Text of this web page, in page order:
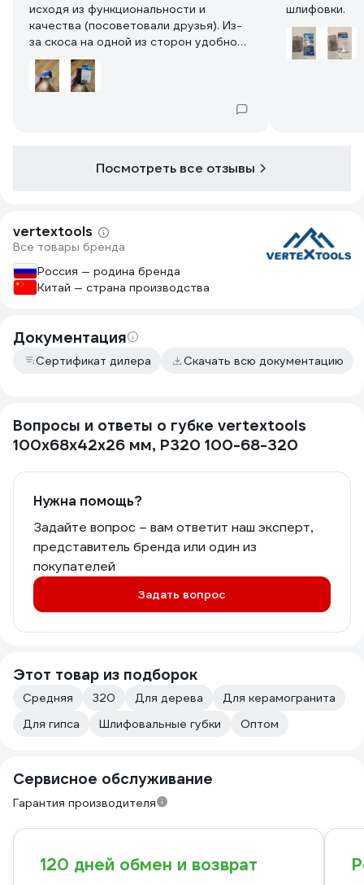
исходя из функциональности и
качества (посоветовали друзья). Из-
за скоса на одной из сторон удобно
шлифовать там, где трудно подлезть
или нужно, чтобы зерно не касалось
поверхности (например в углах). Губка
отлично справляется, но главное ее
шлифовки.
Посмотреть все отзывы
vertextools
Все товары бренда
Россия — родина бренда
Китай — страна производства
Документация
Сертификат дилера Скачать всю документацию
Вопросы и ответы о губке vertextools
100x68x42x26 мм, P320 100-68-320
Нужна помощь?
Задайте вопрос – вам ответит наш эксперт,
представитель бренда или один из
покупателей
Задать вопрос
Этот товар из подборок
Средняя 320 Для дерева
Для керамогранита
Для гипса
Шлифовальные губки Оптом
Сервисное обслуживание
Гарантия производителя
120 дней обмен и возврат